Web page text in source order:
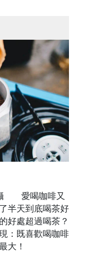
愛喝咖啡又
天到底喝茶好
好處超過喝茶？
：既喜歡喝咖啡
最大！